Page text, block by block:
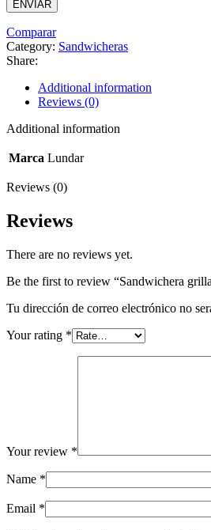
Comparar
Category: Sandwicheras
Share:
Additional information
Reviews (0)
Additional information
Marca Lundar
Reviews (0)
Reviews
There are no reviews yet.
Be the first to review “Sandwichera
Tu dirección de correo electrónico no
Your rating *
Your review *
Name *
Email *